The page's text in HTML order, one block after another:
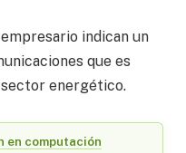
indican un
que es
sector energético.
en computación